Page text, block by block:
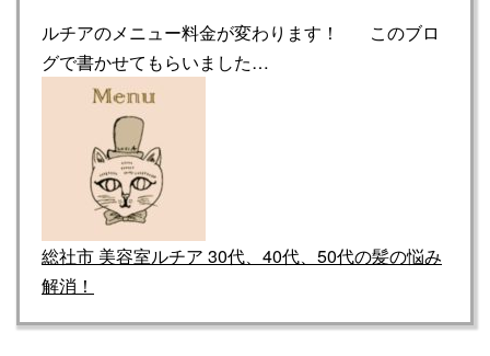
ルチアのメニュー料金が変わります！ このブロ
グで書かせてもらいました…
総社市 美容室ルチア 30代、40代、50代の髪の悩み
解消！